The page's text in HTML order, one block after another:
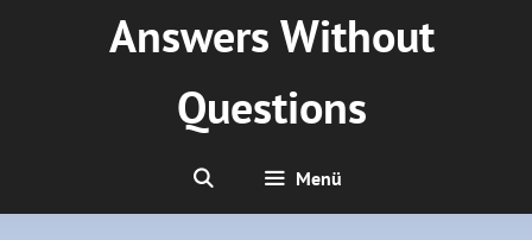
Answers Without
Questions
Menü